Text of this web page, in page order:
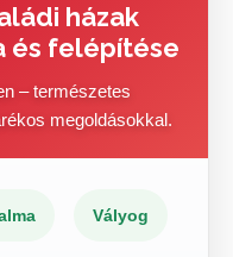
házak
és felépítése
– természetes
megoldásokkal.
Vályog